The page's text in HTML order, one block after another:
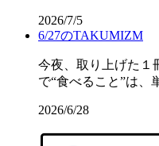
2026/7/5
6/27のTAKUMIZM
今夜、取り上げた１
で“食べること”は
2026/6/28